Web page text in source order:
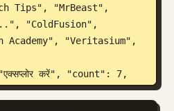
Tips", "MrBeast",
"ColdFusion",
Academy", "Veritasium",
"फ़िल्में", "लाइव",